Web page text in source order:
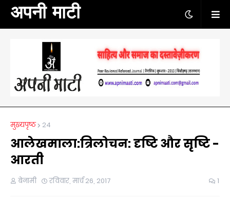
अपनी माटी
मुख्यपृष्ठ 24
आलेखमाला:त्रिलोचन: दृष्टि और सृष्टि -
आरती
बेनामी रविवार, मार्च 26, 2017 1